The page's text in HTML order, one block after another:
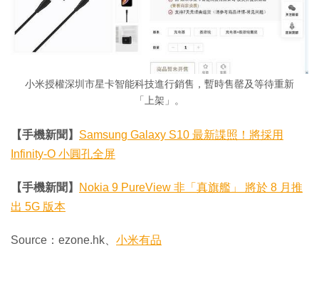
小米授權深圳市星卡智能科技進行銷售，暫時售罄及等待重新
「上架」。
【手機新聞】 Samsung Galaxy S10 最新諜照！將採用
Infinity-O 小圓孔全屏
【手機新聞】
Nokia 9 PureView 非「真旗艦」 將於 8 月推
出 5G 版本
Source：ezone.hk、 小米有品